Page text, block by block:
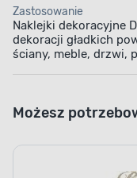
Zastosowanie
Naklejki dekoracyjne
dekoracji gładkich
ściany, meble, drzwi,
Możesz